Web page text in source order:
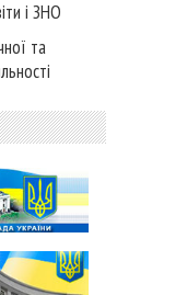
і ЗНО
та